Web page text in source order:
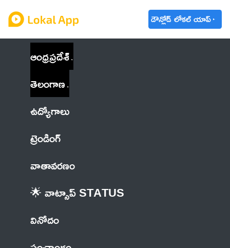
డౌన్లోడ్ లోకల్ యాప్
ఆంధ్రప్రదేశ్
తెలంగాణ
ఉద్యోగాలు
ట్రెండింగ్
వాతావరణం
🌟 వాట్సాప్ STATUS
వినోదం